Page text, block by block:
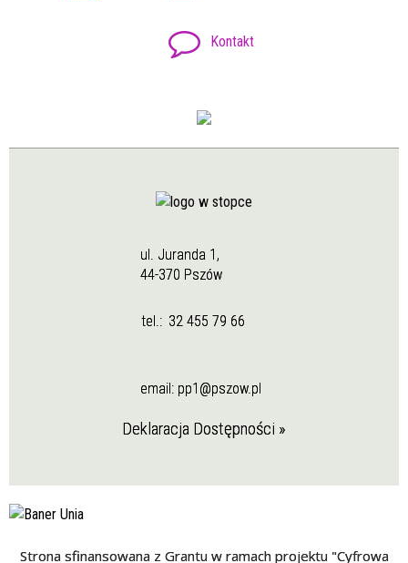
Kontakt
ul. Juranda 1,
44-370 Pszów
tel.: 32 455 79 66
email: pp1@pszow.pl
Deklaracja Dostępności »
Strona sfinansowana z Grantu w ramach projektu "Cyfrowa